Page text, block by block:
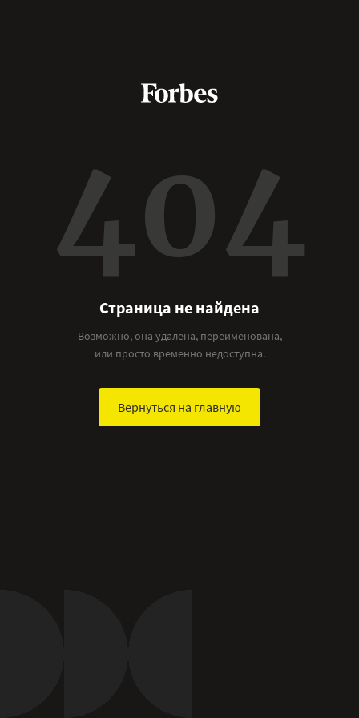
404
Страница не найдена
Возможно, она удалена, переименована,
или просто временно недоступна.
Вернуться на главную